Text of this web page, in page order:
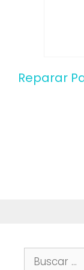
Reparar
Buscar: